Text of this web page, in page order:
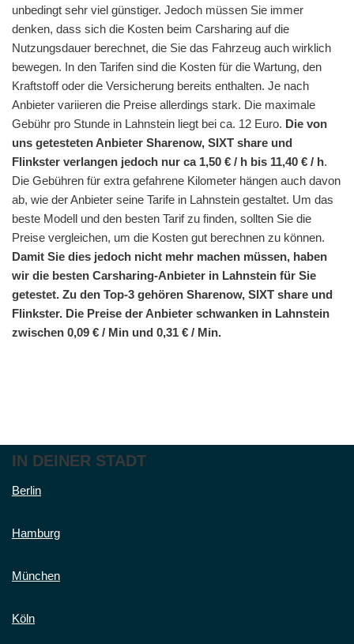
unbedingt sehr viel günstiger. Jedoch müssen Sie immer
denken, dass sich die Kosten beim Carsharing auf die
Nutzungsdauer berechnet, die Sie das Fahrzeug auch wirklich
bewegen. In den Tarifen sind die Kosten für die Wartung, den
Kraftstoff oder die Versicherung bereits enthalten. Je nach
Anbieter variieren die Preise allerdings stark. Die maximale
Gebühr pro Stunde in Lahnstein liegt bei ca. 12 Euro. Die von
uns getesteten Anbieter Sharenow, SIXT share und
Flinkster verlangen jedoch nur ca 1,50 € / h bis 11,40 € / h.
Die Gebühren für extra gefahrene Kilometer hängen auch davon
ab, wie der Anbieter seine Tarife in Lahnstein gestaltet. Um das
beste Modell und den besten Tarif zu finden, sollten Sie die
Preise vergleichen, um die Kosten gut berechnen zu können.
Damit Sie dies jedoch nicht mehr machen müssen, haben
wir die besten Carsharing-Anbieter in Lahnstein für Sie
getestet. Zu den Top-3 gehören Sharenow, SIXT share und
Flinkster. Die Preise der Anbieter schwanken in Lahnstein
zwischen 0,09 € / Min und 0,31 € / Min.
IN DEINER STADT
Berlin
Hamburg
München
Köln